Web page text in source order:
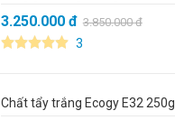
3.250.000đ 3.850.000đ
3
Chất tẩy trắng Ecogy E32 250g